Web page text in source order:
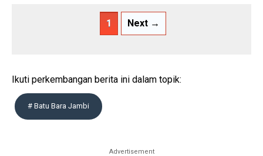
1 Next →
Ikuti perkembangan berita ini dalam topik:
# Batu Bara Jambi
Advertisement